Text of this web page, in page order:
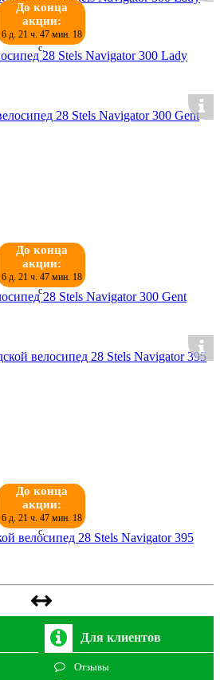
До конца
акции:
6 д. 21 ч. 47 мин. 17
с.
28 Stels Navigator 300 Lady
До конца
акции:
6 д. 21 ч. 47 мин. 17
с.
28 Stels Navigator 300 Gent
До конца
акции:
6 д. 21 ч. 47 мин. 17
с.
велосипед 28 Stels Navigator 395
Для клиентов
Отзывы